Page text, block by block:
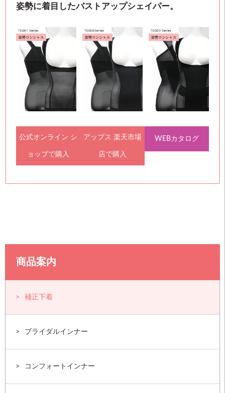
姿勢に着目したバストアップシェイパー。
公式オンライン シ
ョップで購入
アップス 楽天市場
店で購入
WEBカタログ
商品案内
補正下着
ブライダルインナー
コンフォートインナー